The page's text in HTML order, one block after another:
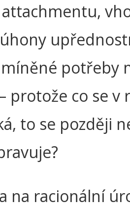
potřeby
protože co se v
to se později
na racionální